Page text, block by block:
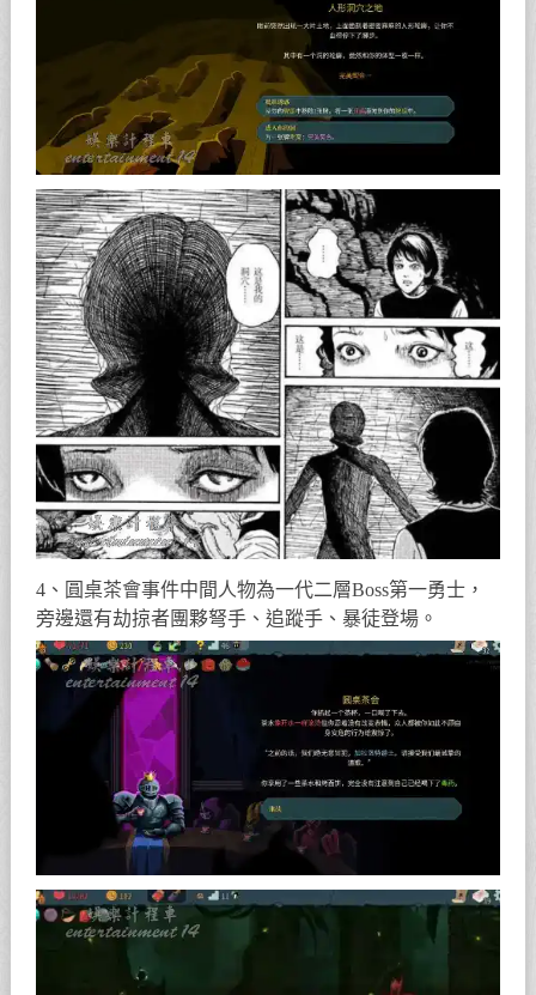
4、圓桌茶會事件中間人物為一代二層Boss第一勇士，
旁邊還有劫掠者團夥弩手、追蹤手、暴徒登場。